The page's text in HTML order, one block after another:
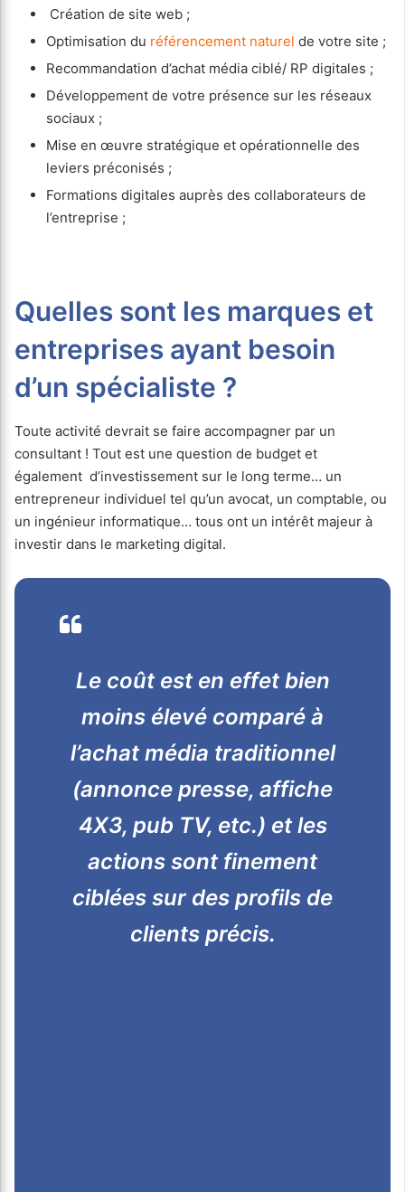
Création de site web ;
Optimisation du référencement naturel de votre site ;
Recommandation d’achat média ciblé/ RP digitales ;
Développement de votre présence sur les réseaux
sociaux ;
Mise en œuvre stratégique et opérationnelle des
leviers préconisés ;
Formations digitales auprès des collaborateurs de
l’entreprise ;
Quelles sont les marques et
entreprises ayant besoin
d’un spécialiste ?
Toute activité devrait se faire accompagner par un
consultant ! Tout est une question de budget et
également d’investissement sur le long terme… un
entrepreneur individuel tel qu’un avocat, un comptable, ou
un ingénieur informatique… tous ont un intérêt majeur à
investir dans le marketing digital.
Le coût est en effet bien
moins élevé comparé à
l’achat média traditionnel
(annonce presse, affiche
4X3, pub TV, etc.) et les
actions sont finement
ciblées sur des profils de
clients précis.